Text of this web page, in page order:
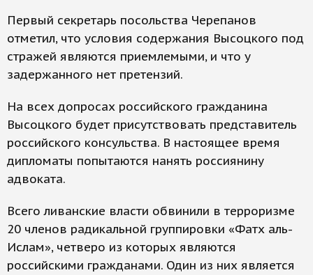
Первый секретарь посольства Черепанов
отметил, что условия содержания Высоцкого под
стражей являются приемлемыми, и что у
задержанного нет претензий.
На всех допросах российского гражданина
Высоцкого будет присутствовать представитель
российского консульства. В настоящее время
дипломаты попытаются нанять россиянину
адвоката.
Всего ливанские власти обвинили в терроризме
20 членов радикальной группировки «Фатх аль-
Ислам», четверо из которых являются
российскими гражданами. Один из них является